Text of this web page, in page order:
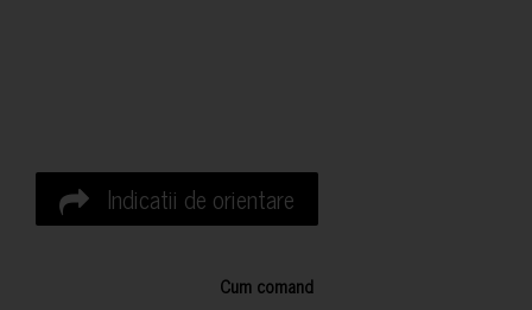
Indicatii de orientare
Cum comand